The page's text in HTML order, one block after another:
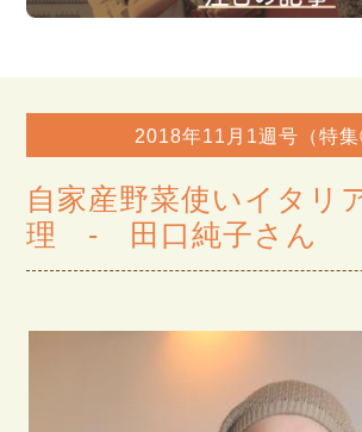
2018年11月1週号（特集
自家産野菜使いイタリ
理 - 田口純子さん